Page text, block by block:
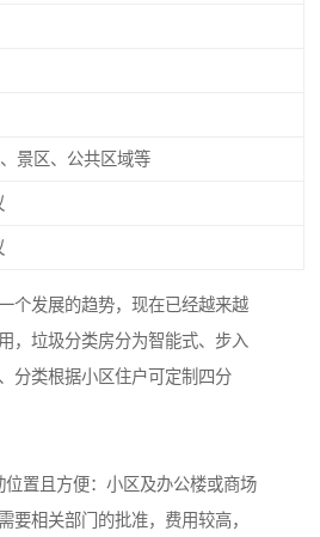
景区、公共区域等
个发展的趋势，现在已经越来越
，垃圾分类房分为智能式、步入
分类根据小区住户可定制四分
位置且方便：小区及办公楼或商场
要相关部门的批准，费用较高，